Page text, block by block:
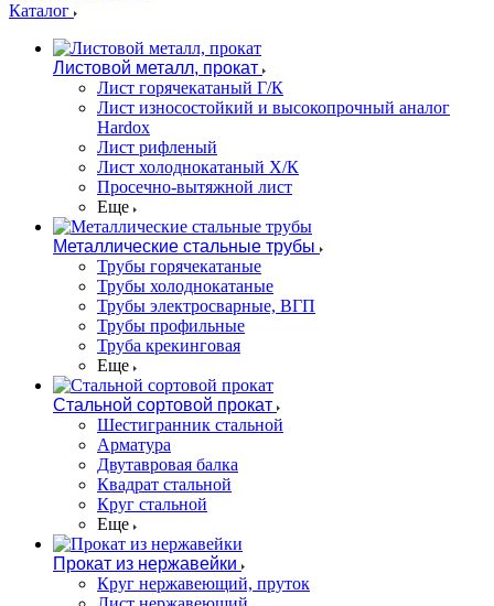
Каталог
Листовой металл, прокат
Лист горячекатаный Г/К
Лист износостойкий и высокопрочный аналог
Hardox
Лист рифленый
Лист холоднокатаный Х/К
Просечно-вытяжной лист
Еще
Металлические стальные трубы
Трубы горячекатаные
Трубы холоднокатаные
Трубы электросварные, ВГП
Трубы профильные
Труба крекинговая
Еще
Стальной сортовой прокат
Шестигранник стальной
Арматура
Двутавровая балка
Квадрат стальной
Круг стальной
Еще
Прокат из нержавейки
Круг нержавеющий, пруток